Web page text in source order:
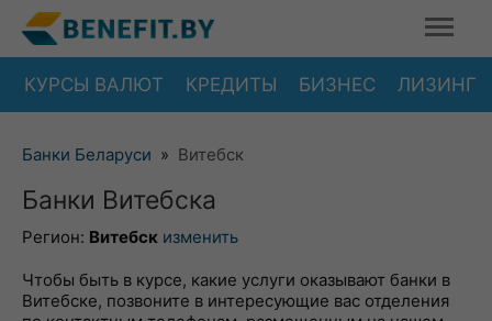
КУРСЫ ВАЛЮТ КРЕДИТЫ БИЗНЕС ЛИЗИНГ
Банки Беларуси » Витебск
Банки Витебска
Регион: Витебск изменить
Чтобы быть в курсе, какие услуги оказывают банки в
Витебске, позвоните в интересующие вас отделения